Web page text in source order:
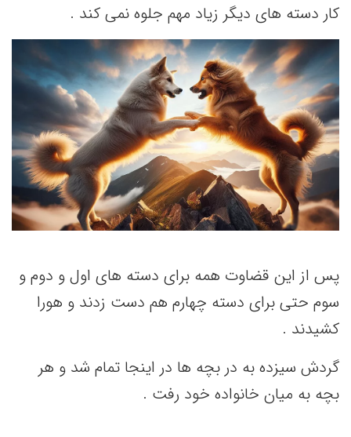
کار دسته های دیگر زیاد مهم جلوه نمی کند .
پس از این قضاوت همه برای دسته های اول و دوم و
سوم حتی برای دسته چهارم هم دست زدند و هورا
کشیدند .
گردش سیزده به در بچه ها در اینجا تمام شد و هر
بچه به میان خانواده خود رفت .